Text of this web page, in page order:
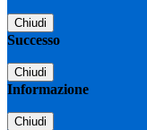
Chiudi
Successo
Chiudi
Informazione
Chiudi